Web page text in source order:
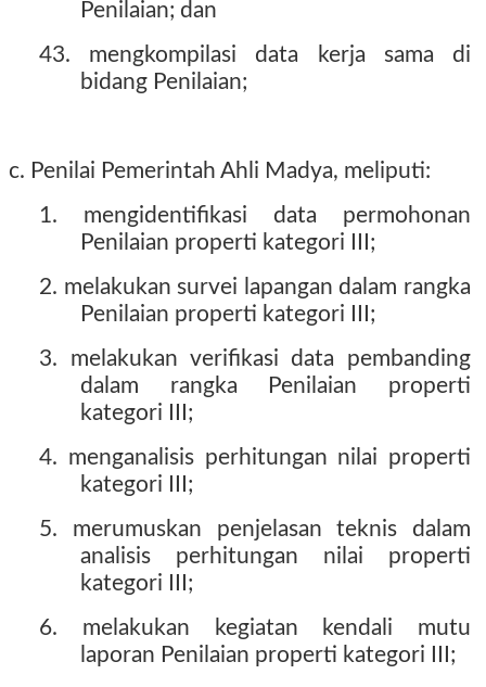
Penilaian; dan
43. mengkompilasi data kerja sama di
bidang Penilaian;
c. Penilai Pemerintah Ahli Madya, meliputi:
1. mengidentifikasi data permohonan
Penilaian properti kategori III;
2. melakukan survei lapangan dalam rangka
Penilaian properti kategori III;
3. melakukan verifikasi data pembanding
dalam rangka Penilaian properti
kategori III;
4. menganalisis perhitungan nilai properti
kategori III;
5. merumuskan penjelasan teknis dalam
analisis perhitungan nilai properti
kategori III;
6. melakukan kegiatan kendali mutu
laporan Penilaian properti kategori III;